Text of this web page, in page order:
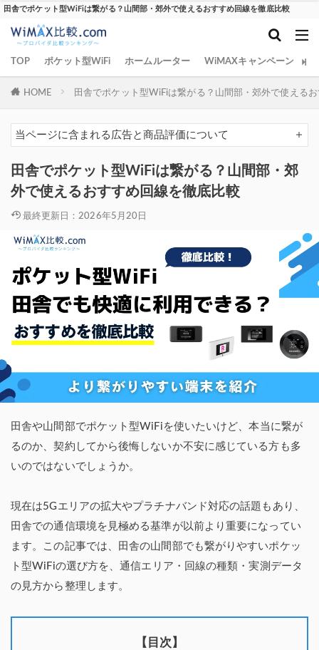
田舎でポケット型WiFiは繋がる？山間部・郊外で使えるおすすめ回線を徹底比較
TOP ポケット型WiFi ホームルーター WiMAXキャンペーン
HOME 田舎でポケット型WiFiは繋がる？山間部・郊外で使える
当ページに含まれる広告と商品評価について
田舎でポケット型WiFiは繋がる？山間部・郊
外で使えるおすすめ回線を徹底比較
最終更新日：2026年5月20日
田舎や山間部でポケット型WiFiを使いたいけど、本当に繋が
るのか、契約してから後悔しないか不安に感じている方も多
いのではないでしょうか。
現在は5Gエリアの拡大やプラチナバンド対応の話題もあり、
田舎での通信環境を見極める基準が以前より重要になってい
ます。この記事では、田舎の山間部でも繋がりやすいポケッ
ト型WiFiの選び方を、通信エリア・回線の種類・実測データ
の見方から整理します。
【目次】